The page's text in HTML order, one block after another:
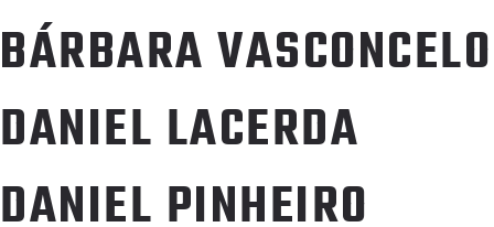
BÁRBARA
DANIEL LACERDA
DANIEL PINHEIRO